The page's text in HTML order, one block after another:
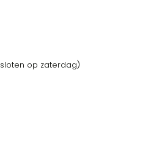
op zaterdag)